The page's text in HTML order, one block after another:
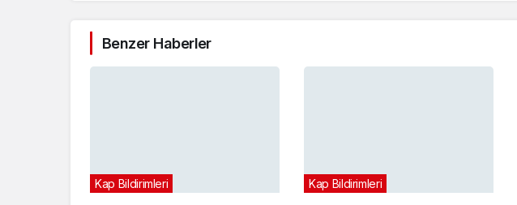
Benzer Haberler
Kap Bildirimleri Kap Bildirimleri